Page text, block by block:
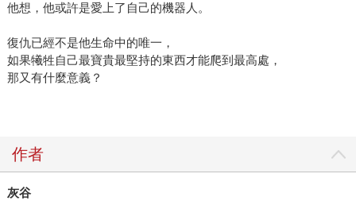
他想，他或許是愛上了自己的機器人。
復仇已經不是他生命中的唯一，
如果犧牲自己最寶貴最堅持的東西才能爬到最高處，
那又有什麼意義？
作者
灰谷